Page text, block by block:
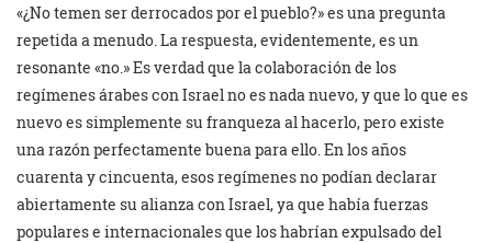
«¿No temen ser derrocados por el pueblo?» es una pregunta
repetida a menudo. La respuesta, evidentemente, es un
resonante «no.» Es verdad que la colaboración de los
regímenes árabes con Israel no es nada nuevo, y que lo que es
nuevo es simplemente su franqueza al hacerlo, pero existe
una razón perfectamente buena para ello. En los años
cuarenta y cincuenta, esos regímenes no podían declarar
abiertamente su alianza con Israel, ya que había fuerzas
populares e internacionales que los habrían expulsado del